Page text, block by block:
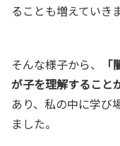
ることも増えていき
そんな様子から、
が子を理解すること
あり、私の中に学び
ました。